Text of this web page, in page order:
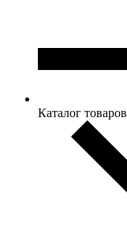
Каталог товаров